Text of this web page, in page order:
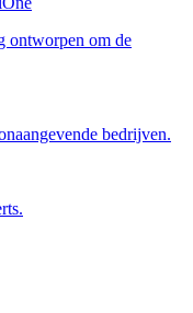
ontworpen om de
bedrijven.